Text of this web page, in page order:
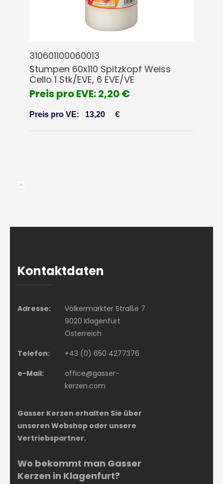
310601100060013
Stumpen 60x110 Spitzkopf Weiss
Cello 1 Stk/EVE, 6 EVE/VE
Preis pro EVE: 2,20 €
Preis pro VE: 13,20 €
Kontaktdaten
Adresse:
Völkermarkter Straße 7
9020 Klagenfurt
Österreich
Telefon:
+43 (0) 650 4277376
e-Mail:
office@gasser-
kerzen.com
Gasser Kerzen erhalten Sie über
unseren Webshop oder unsere
Vertriebspartner.
Wo bekommt man Gasser
Kerzen in Klagenfurt?